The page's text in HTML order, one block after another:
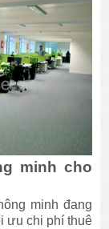
minh cho
minh đang
ưu chi phí thuê